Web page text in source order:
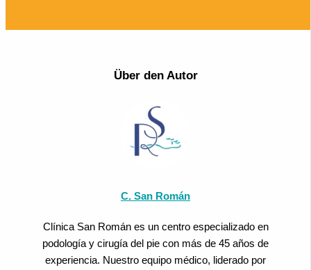
Über den Autor
C. San Román
Clínica San Román es un centro especializado en
podología y cirugía del pie con más de 45 años de
experiencia. Nuestro equipo médico, liderado por